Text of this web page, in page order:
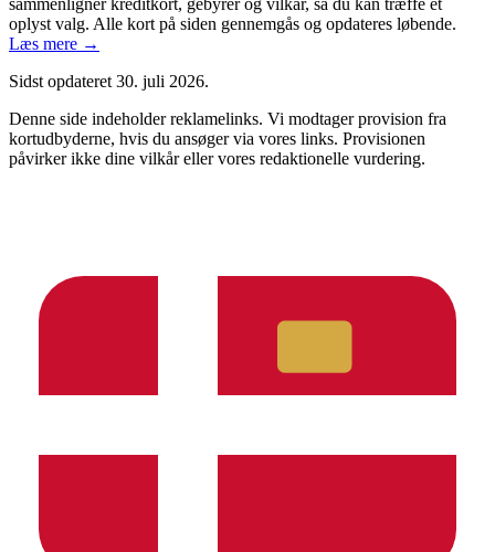
oplyst valg. Alle kort på siden gennemgås og opdateres løbende.
Læs mere →
Sidst opdateret 30. juli 2026.
Denne side indeholder reklamelinks. Vi modtager provision fra
kortudbyderne, hvis du ansøger via vores links. Provisionen
påvirker ikke dine vilkår eller vores redaktionelle vurdering.